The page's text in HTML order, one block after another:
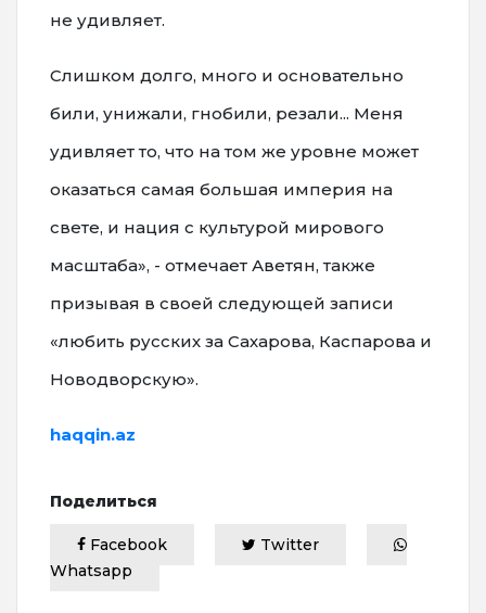
не удивляет.
Слишком долго, много и основательно
били, унижали, гнобили, резали... Меня
удивляет то, что на том же уровне может
оказаться самая большая империя на
свете, и нация с культурой мирового
масштаба», - отмечает Аветян, также
призывая в своей следующей записи
«любить русских за Сахарова, Каспарова и
Новодворскую».
haqqin.az
Поделиться
Facebook
Twitter
Whatsapp